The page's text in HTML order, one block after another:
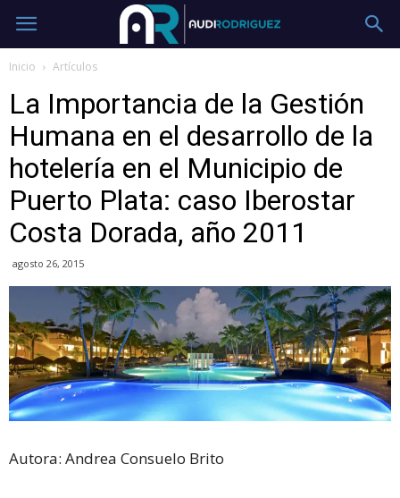
Inicio Artículos
La Importancia de la Gestión
Humana en el desarrollo de la
hotelería en el Municipio de
Puerto Plata: caso Iberostar
Costa Dorada, año 2011
agosto 26, 2015
Autora: Andrea Consuelo Brito